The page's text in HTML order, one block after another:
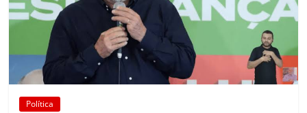
Política